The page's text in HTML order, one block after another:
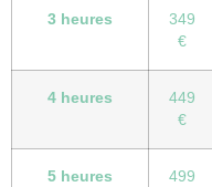
3 heures
349
€
4 heures
449
€
5 heures
499